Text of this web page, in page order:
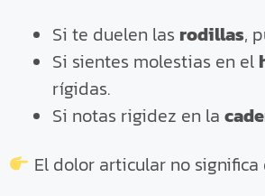
Si te duelen las rodillas,
Si sientes molestias en el
rígidas.
Si notas rigidez en la
El dolor articular no